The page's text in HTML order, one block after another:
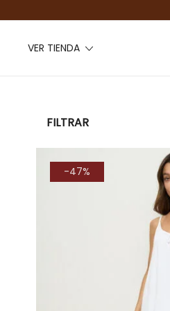
VER TIENDA
FILTRAR
-47%